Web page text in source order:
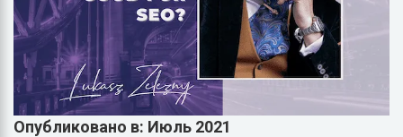
Опубликовано в: Июль 2021